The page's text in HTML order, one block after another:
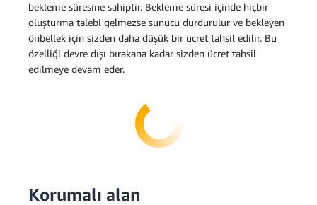
bekleme süresine sahiptir. Bekleme süresi içinde hiçbir
oluşturma talebi gelmezse sunucu durdurulur ve bekleyen
önbellek için sizden daha düşük bir ücret tahsil edilir. Bu
özelliği devre dışı bırakana kadar sizden ücret tahsil
edilmeye devam eder.
Korumalı alan